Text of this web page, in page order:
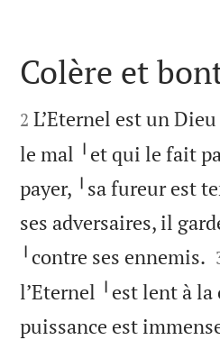

Colère et

2 L’Eternel est un
le mal ╵et qui le fait
payer, ╵sa fureur est
ses adversaires, il
╵contre ses ennemis.
l’Eternel ╵est lent à la
puissance est